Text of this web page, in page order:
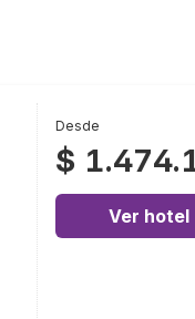
Desde
$
Ver hotel